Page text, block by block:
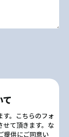
す。こちらのフォ
せて頂きます。な
提供にご同意い